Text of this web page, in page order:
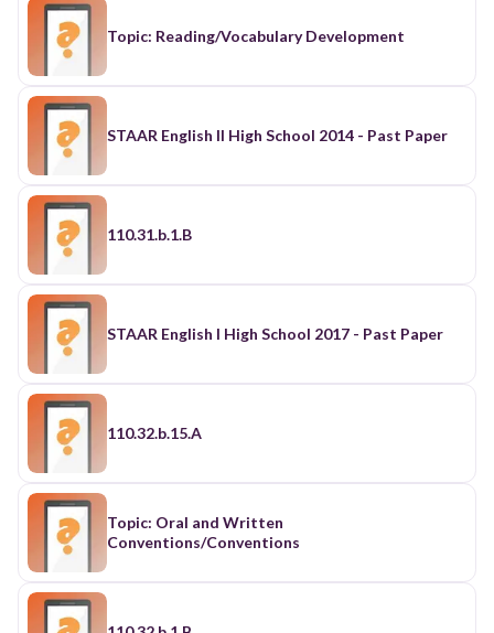
Topic: Reading/Vocabulary Development
STAAR English II High School 2014 - Past Paper
110.31.b.1.B
STAAR English I High School 2017 - Past Paper
110.32.b.15.A
Topic: Oral and Written
Conventions/Conventions